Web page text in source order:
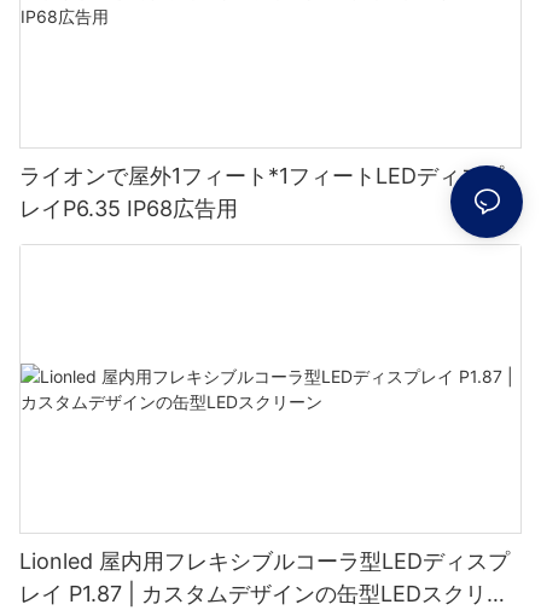
ライオンで屋外1フィート*1フィートLEDディスプ
レイP6.35 IP68広告用
Lionled 屋内用フレキシブルコーラ型LEDディスプ
レイ P1.87 | カスタムデザインの缶型LEDスクリー